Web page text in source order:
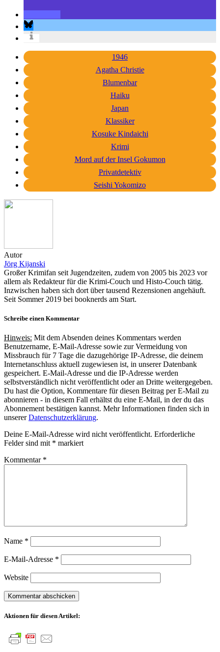
1946
Agatha Christie
Blumenbar
Haiku
Japan
Klassiker
Kosuke Kindaichi
Krimi
Mord auf der Insel Gokumon
Privatdetektiv
Seishi Yokomizo
Autor
Jörg Kijanski
Großer Krimifan seit Jugendzeiten, zudem von 2005 bis 2023 vor
allem als Redakteur für die Krimi-Couch und Histo-Couch tätig.
Inzwischen haben sich dort über tausend Rezensionen angehäuft.
Seit Sommer 2019 bei booknerds am Start.
Schreibe einen Kommentar
Hinweis: Mit dem Absenden deines Kommentars werden
Benutzername, E-Mail-Adresse sowie zur Vermeidung von
Missbrauch für 7 Tage die dazugehörige IP-Adresse, die deinem
Internetanschluss aktuell zugewiesen ist, in unserer Datenbank
gespeichert. E-Mail-Adresse und die IP-Adresse werden
selbstverständlich nicht veröffentlicht oder an Dritte weitergegeben.
Du hast die Option, Kommentare für diesen Beitrag per E-Mail zu
abonnieren - in diesem Fall erhältst du eine E-Mail, in der du das
Abonnement bestätigen kannst. Mehr Informationen finden sich in
unsererDatenschutzerklärung.
Deine E-Mail-Adresse wird nicht veröffentlicht. Erforderliche
Felder sind mit * markiert
Kommentar *
Name *
E-Mail-Adresse *
Website
Aktionen für diesen Artikel: